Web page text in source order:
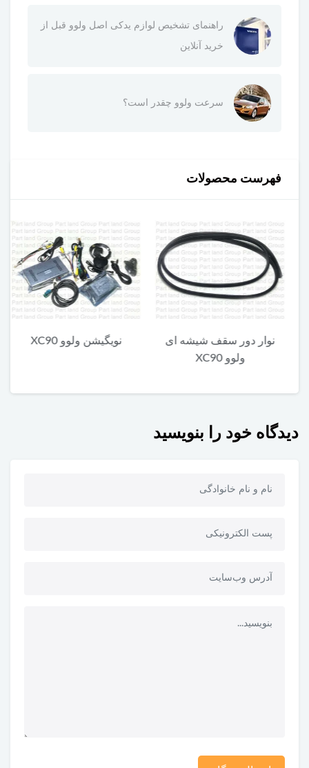
راهنمای تشخیص لوازم یدکی اصل ولوو قبل از
خرید آنلاین
سرعت ولوو چقدر است؟
فهرست محصولات
نوار دور سقف شیشه ای
ولوو XC90
نویگیشن ولوو XC90
دیدگاه خود را بنویسید